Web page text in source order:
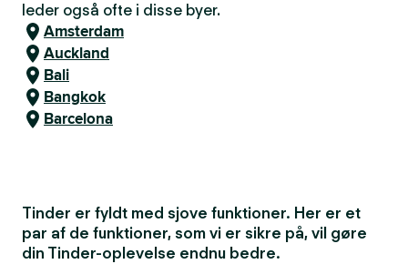
leder også ofte i disse byer.
Amsterdam
Auckland
Bali
Bangkok
Barcelona
Tinder er fyldt med sjove funktioner. Her er et
par af de funktioner, som vi er sikre på, vil gøre
din Tinder-oplevelse endnu bedre.